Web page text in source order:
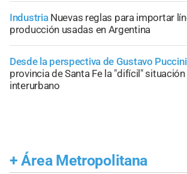
Industria Nuevas reglas para importar
producción usadas en Argentina
Desde la perspectiva de Gustavo Puccini
provincia de Santa Fe la "difícil"
interurbano
+ Área Metropolitana